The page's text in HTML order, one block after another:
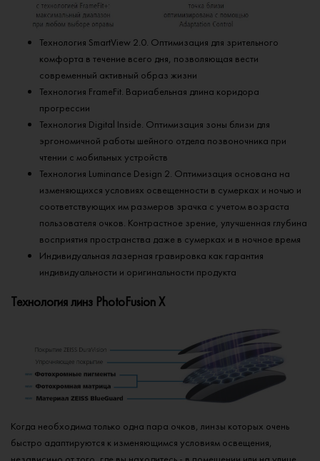
Технология SmartView 2.0. Оптимизация для зрительного
комфорта в течение всего дня, позволяющая вести
современный активный образ жизни
Технология FrameFit. Вариабельная длина коридора
прогрессии
Технология Digital Inside. Оптимизация зоны близи для
эргономичной работы шейного отдела позвоночника при
чтении с мобильных устройств
Технология Luminance Design 2. Оптимизация основана на
изменяющихся условиях освещенности в сумерках и ночью и
соответствующих им размеров зрачка c учетом возраста
пользователя очков. Контрастное зрение, улучшенная глубина
восприятия пространства даже в сумерках и в ночное время
Индивидуальная лазерная гравировка как гарантия
индивидуальности и оригинальности продукта
Технология линз PhotoFusion X
Когда необходима только одна пара очков, линзы которых очень
быстро адаптируются к изменяющимся условиям освещения,